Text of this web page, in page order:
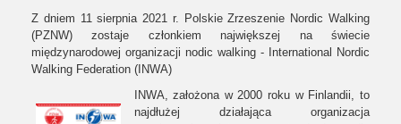
Z dniem 11 sierpnia 2021 r. Polskie Zrzeszenie Nordic Walking
(PZNW) zostaje członkiem największej na świecie
międzynarodowej organizacji nodic walking - International Nordic
Walking Federation (INWA)
INWA, założona w 2000 roku w Finlandii, to
najdłużej działająca organizacja